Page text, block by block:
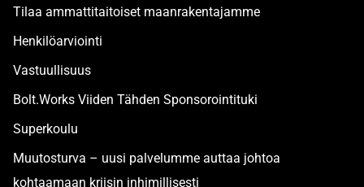
Tilaa ammattitaitoiset maanrakentajamme
Henkilöarviointi
Vastuullisuus
Bolt.Works Viiden Tähden Sponsorointituki
Superkoulu
Muutosturva – uusi palvelumme auttaa johtoa
kohtaamaan kriisin inhimillisesti